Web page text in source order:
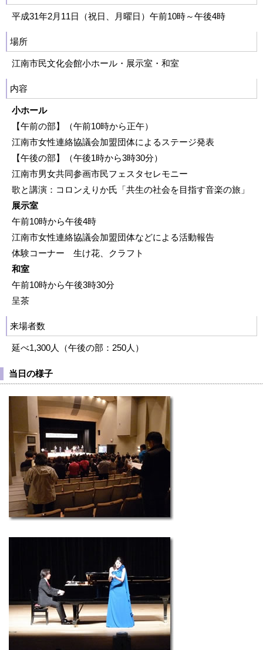
平成31年2月11日（祝日、月曜日）午前10時～午後4時
場所
江南市民文化会館小ホール・展示室・和室
内容
小ホール
【午前の部】（午前10時から正午）
江南市女性連絡協議会加盟団体によるステージ発表
【午後の部】（午後1時から3時30分）
江南市男女共同参画市民フェスタセレモニー
歌と講演：コロンえりか氏「共生の社会を目指す音楽の旅」
展示室
午前10時から午後4時
江南市女性連絡協議会加盟団体などによる活動報告
体験コーナー 生け花、クラフト
和室
午前10時から午後3時30分
呈茶
来場者数
延べ1,300人（午後の部：250人）
当日の様子